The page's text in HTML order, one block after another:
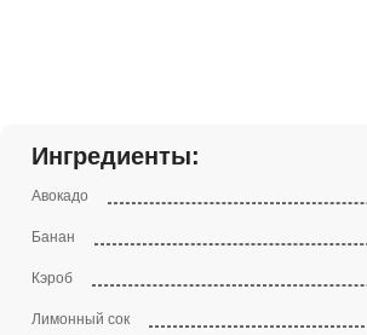
Ингредиенты:
Авокадо
Банан
Кэроб
Лимонный сок